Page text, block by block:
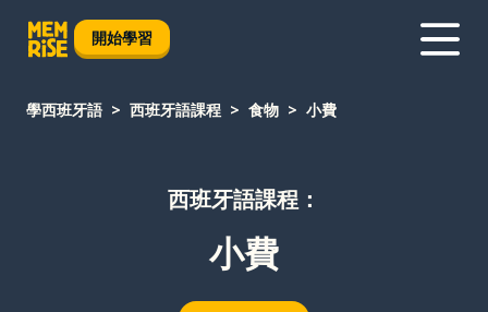
開始學習
學西班牙語 西班牙語課程 食物 小費
西班牙語課程：
小費